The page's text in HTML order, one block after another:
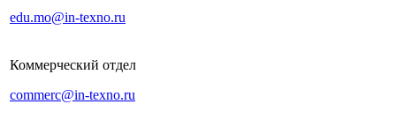
edu.mo@in-texno.ru
Коммерческий отдел
commerc@in-texno.ru